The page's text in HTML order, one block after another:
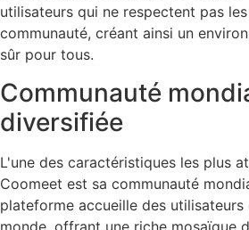
utilisateurs qui ne respectent pas
communauté, créant ainsi un
sûr pour tous.
Communauté
diversifiée
L'une des caractéristiques les plus
Coomeet est sa communauté
plateforme accueille des
monde, offrant une riche mosaïque